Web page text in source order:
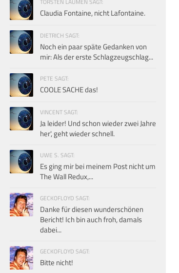
Claudia Fontaine, nicht Lafontaine.
DIETRICH SAGT:
Noch ein paar späte Gedanken von
mir: Als der erste Schlagzeugschlag...
PETE SAGT:
COOLE SACHE das!
VINCENT SAGT:
Ja leider! Und schon wieder zwei Jahre
her', geht wieder schnell.
UWE S. SAGT:
Es ging mir bei meinem Post nicht um
The Wall Redux,...
GECKOFLOYD SAGT:
Danke für diesen wunderschönen
Bericht! Ich bin auch froh, damals
dabei...
GECKOFLOYD SAGT:
Bitte nicht!